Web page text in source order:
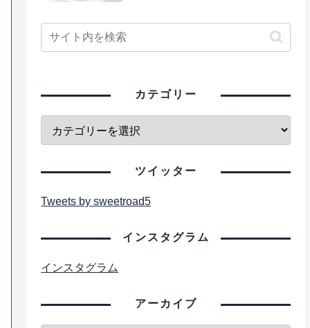
カテゴリー
ツイッター
Tweets by sweetroad5
インスタグラム
インスタグラム
アーカイブ